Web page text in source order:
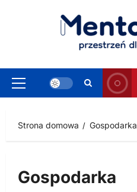
Menu
Strona domowa Gospodarka
Gospodarka